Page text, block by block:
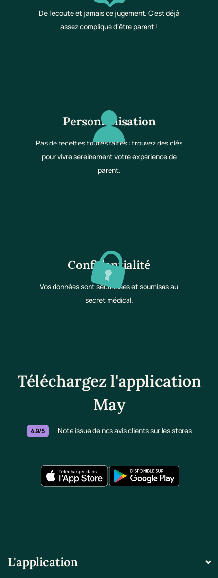
De l'écoute et jamais de jugement. C'est déjà
assez compliqué d'être parent !
Personnalisation
Pas de recettes toutes faites : trouvez des clés
pour vivre sereinement votre expérience de
parent.
Confidentialité
Vos données sont sécurisées et soumises au
secret médical.
Téléchargez l'application
May
4.9/5 Note issue de nos avis clients sur les stores
L'application